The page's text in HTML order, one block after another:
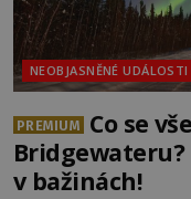
NEOBJASNĚNÉ UDÁLOSTI
PREMIUM
Co se
Bridgewateru?
v bažinách!